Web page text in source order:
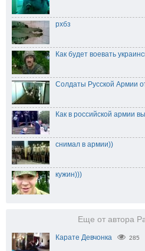
рхбз
Как будет воевать
Солдаты Русской Армии
Как в российской армии
снимал в армии))
кужин)))
Еще от автора
Карате Девчонка 285